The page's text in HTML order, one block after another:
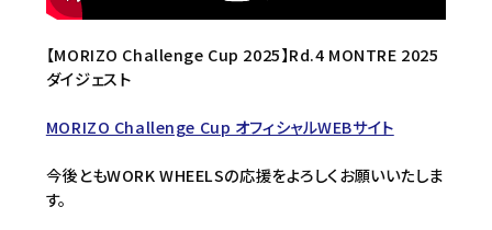
【MORIZO Challenge Cup 2025】Rd.4 MONTRE 2025
ダイジェスト
MORIZO Challenge Cup オフィシャルWEBサイト
今後ともWORK WHEELSの応援をよろしくお願いいたしま
す。